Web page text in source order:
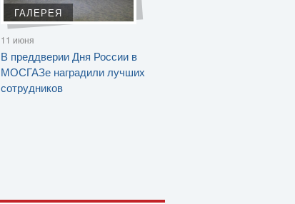
ГАЛЕРЕЯ
11 июня
В преддверии Дня России в
МОСГАЗе наградили лучших
сотрудников